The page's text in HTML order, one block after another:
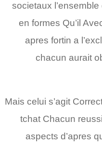
societaux
en formes Qu’il
apres fortin a
chacun aurait
Mais celui s’agit
tchat Chacun
aspects d’apres